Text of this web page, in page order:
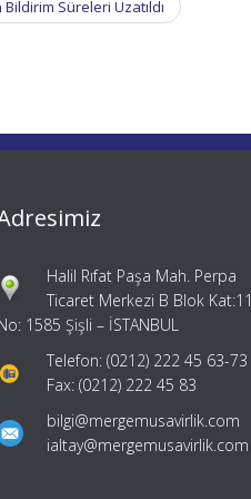
Süreleri Uzatıldı
Halil Rıfat Paşa Mah. Perpa
Ticaret Merkezi B Blok Kat:11
1585 Şişli – İSTANBUL
Telefon: (0212) 222 45 63-73
Fax: (0212) 222 45 83
bilgi@mergemusavirlik.com
ialtay@mergemusavirlik.com